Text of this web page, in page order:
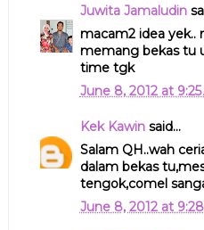
Juwita Jamaludin
macam2 idea yek..
memang bekas tu
time tgk
June 8, 2012 at 9:25
Kek Kawinsaid...
Salam QH..wah
dalam bekas
tengok,comel
June 8, 2012 at